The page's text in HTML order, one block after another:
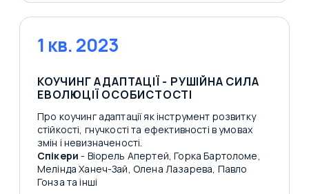
1 кв. 2023
КОУЧИНГ АДАПТАЦІЇ - РУШІЙНА СИЛА
ЕВОЛЮЦІЇ ОСОБИСТОСТІ
Про коучинг адаптації як інструмент розвитку
стійкості, гнучкості та ефективності в умовах
змін і невизначеності.
Спікери - Віорель Апертей, Горка Бартоломе,
Мелінда Ханеч-Зай, Олена Лазарева, Павло
Гонза та інші